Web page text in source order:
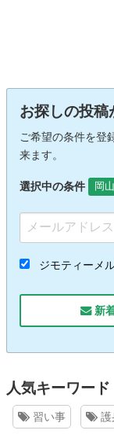
お探しの投稿
ご希望の条件を登
来ます。
選択中の条件 岡
ジモティーメ
新
人気キーワード
習い事 護